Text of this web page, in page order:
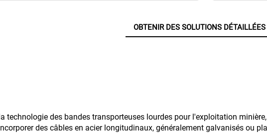
OBTENIR DES SOLUTIONS DÉTAILLÉES
technologie des bandes transporteuses lourdes pour l'exploitation
des câbles en acier longitudinaux, généralement galvanisés ou